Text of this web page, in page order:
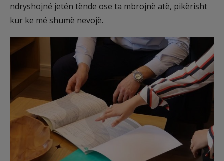
ndryshojnë jetën tënde ose ta mbrojnë atë, pikërisht
kur ke më shumë nevojë.